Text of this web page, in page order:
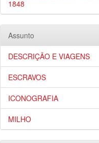
1848
Assunto
DESCRIÇÃO E VIAGENS
ESCRAVOS
ICONOGRAFIA
MILHO